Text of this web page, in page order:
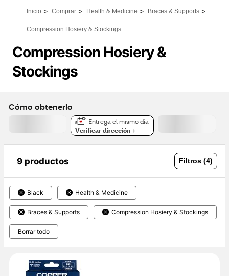
Inicio > Comprar > Health & Medicine > Braces & Supports >
Compression Hosiery & Stockings
Compression Hosiery &
Stockings
Cómo obtenerlo
Entrega el mismo día
Verificar dirección
9 productos Filtros (4)
Black Health & Medicine
Braces & Supports Compression Hosiery & Stockings
Borrar todo